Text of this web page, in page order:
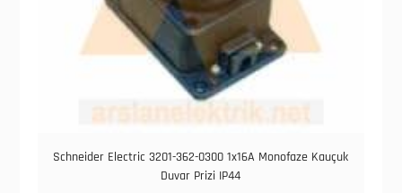
Schneider Electric 3201-362-0300 1x16A Monofaze Kauçuk
Duvar Prizi IP44